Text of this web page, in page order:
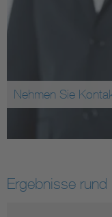
Nehmen Sie
Ergebnisse